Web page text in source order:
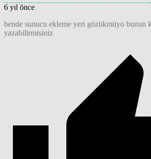
6 yıl önce
bende sunucu ekleme yeri gözükmüyo bunun
yazabilirmisiniz